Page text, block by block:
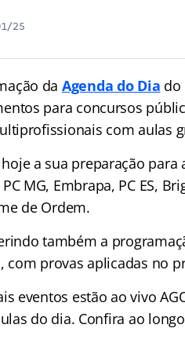
25
da Agenda do Dia do
para concursos
com aulas
a sua preparação
PC MG, Embrapa, PC ES,
de Ordem.
também a
com provas aplicadas no
eventos estão ao vivo
do dia. Confira ao